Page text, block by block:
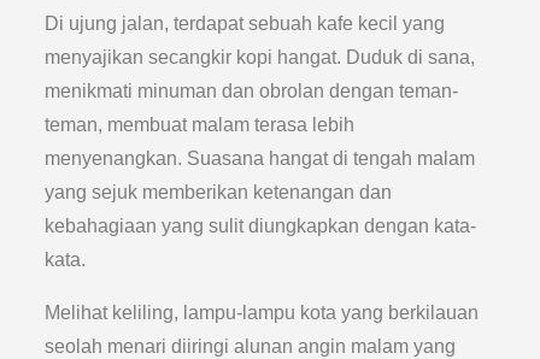
Di ujung jalan, terdapat sebuah kafe kecil yang
menyajikan secangkir kopi hangat. Duduk di sana,
menikmati minuman dan obrolan dengan teman-
teman, membuat malam terasa lebih
menyenangkan. Suasana hangat di tengah malam
yang sejuk memberikan ketenangan dan
kebahagiaan yang sulit diungkapkan dengan kata-
kata.
Melihat keliling, lampu-lampu kota yang berkilauan
seolah menari diiringi alunan angin malam yang